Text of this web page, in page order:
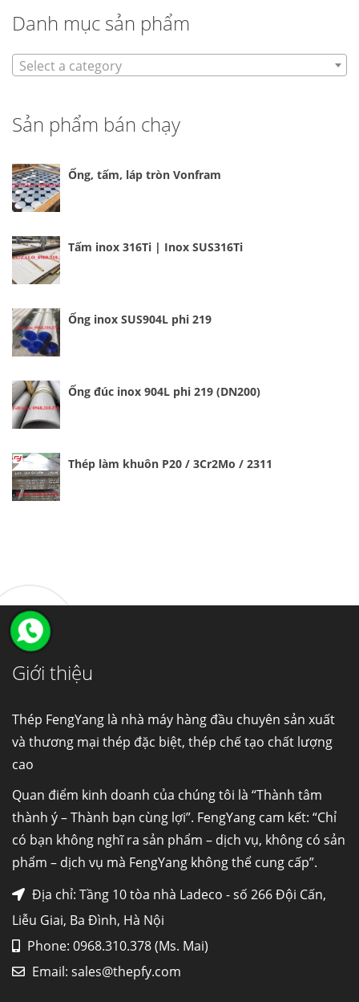
Danh mục sản phẩm
Select a category
Sản phẩm bán chạy
Ống, tấm, láp tròn Vonfram
Tấm inox 316Ti | Inox SUS316Ti
Ống inox SUS904L phi 219
Ống đúc inox 904L phi 219 (DN200)
Thép làm khuôn P20 / 3Cr2Mo / 2311
Giới thiệu
Thép FengYang là nhà máy hàng đầu chuyên sản xuất
và thương mại thép đặc biệt, thép chế tạo chất lượng
cao
Quan điểm kinh doanh của chúng tôi là “Thành tâm
thành ý – Thành bạn cùng lợi”. FengYang cam kết: “Chỉ
có bạn không nghĩ ra sản phẩm – dịch vụ, không có sản
phẩm – dịch vụ mà FengYang không thể cung cấp”.
Địa chỉ: Tầng 10 tòa nhà Ladeco - số 266 Đội Cấn,
Liễu Giai, Ba Đình, Hà Nội
Phone: 0968.310.378 (Ms. Mai)
Email: sales@thepfy.com
Ống đúc kéo nguội là gì? Ống...
Fengyang là một trong những nhà
máy...
Hợp kim N06625 là gì? Giá hợp kim 625 mới
nhiệt,...
Mua inox ở đâu chất lượng giá tốt? Gọi ngay